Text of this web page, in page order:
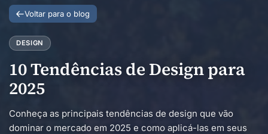
Voltar para o blog
DESIGN
10 Tendências de Design para
2025
Conheça as principais tendências de design que vão
dominar o mercado em 2025 e como aplicá-las em seus